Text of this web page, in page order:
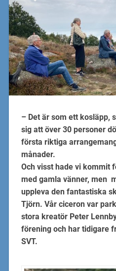
– Det är som ett kosläpp,
sig att över 30 personer
första riktiga
månader.
Och visst hade vi kommit
med gamla vänner, men
uppleva den fantastiska
Tjörn. Vår ciceron var
stora kreatör Peter
förening och har tidigare
SVT.